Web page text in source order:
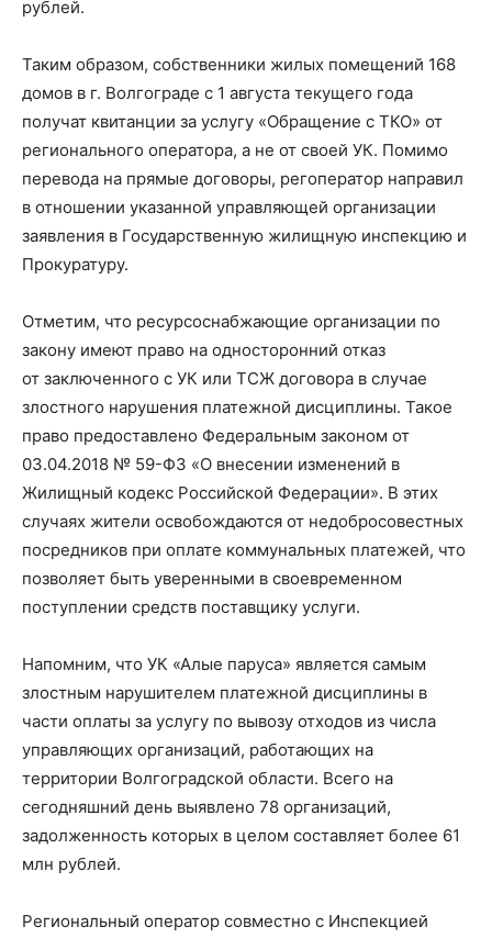
рублей.
Таким образом, собственники жилых помещений 168
домов в г. Волгограде с 1 августа текущего года
получат квитанции за услугу «Обращение с ТКО» от
регионального оператора, а не от своей УК. Помимо
перевода на прямые договоры, регоператор направил
в отношении указанной управляющей организации
заявления в Государственную жилищную инспекцию и
Прокуратуру.
Отметим, что ресурсоснабжающие организации по
закону имеют право на односторонний отказ
от заключенного с УК или ТСЖ договора в случае
злостного нарушения платежной дисциплины. Такое
право предоставлено Федеральным законом от
03.04.2018 № 59-ФЗ «О внесении изменений в
Жилищный кодекс Российской Федерации». В этих
случаях жители освобождаются от недобросовестных
посредников при оплате коммунальных платежей, что
позволяет быть уверенными в своевременном
поступлении средств поставщику услуги.
Напомним, что УК «Алые паруса» является самым
злостным нарушителем платежной дисциплины в
части оплаты за услугу по вывозу отходов из числа
управляющих организаций, работающих на
территории Волгоградской области. Всего на
сегодняшний день выявлено 78 организаций,
задолженность которых в целом составляет более 61
млн рублей.
Региональный оператор совместно с Инспекцией